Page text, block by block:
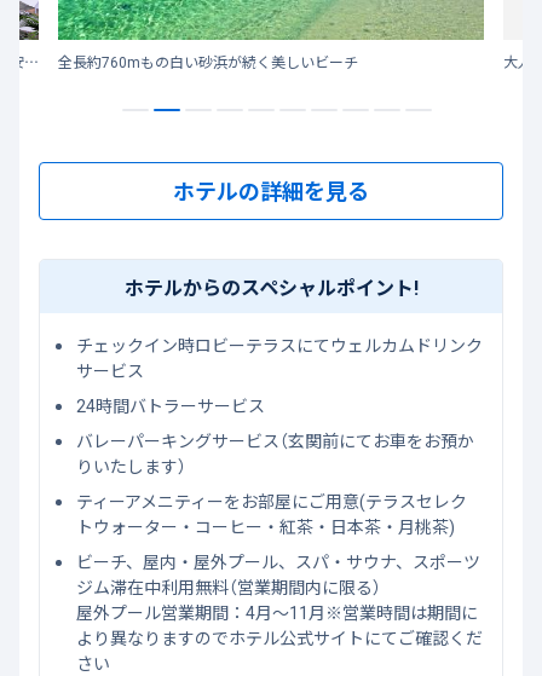
2022年にリニューアルした客室で、新しい発見と変わらない安らぎを。 おかえりなさい、大自然のテラスへ ～青く澄んだ海と空、太陽の光あふれる南の楽園～ 全長約760mもの白い砂浜が続く美しいビーチ 大人
ホテルの詳細を見る
ホテルからのスペシャルポイント!
チェックイン時ロビーテラスにてウェルカムドリンク
サービス
24時間バトラーサービス
バレーパーキングサービス（玄関前にてお車をお預か
りいたします）
ティーアメニティーをお部屋にご用意(テラスセレク
トウォーター・コーヒー・紅茶・日本茶・月桃茶)
ビーチ、屋内・屋外プール、スパ・サウナ、スポーツ
ジム滞在中利用無料（営業期間内に限る）
屋外プール営業期間：4月～11月※営業時間は期間に
より異なりますのでホテル公式サイトにてご確認くだ
さい